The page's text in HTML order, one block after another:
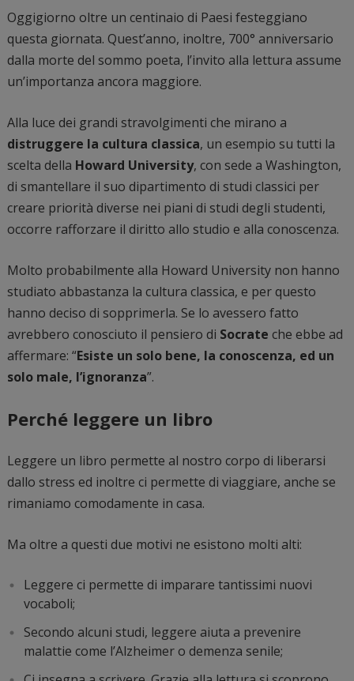
Oggigiorno oltre un centinaio di Paesi festeggiano
questa giornata. Quest’anno, inoltre, 700° anniversario
dalla morte del sommo poeta, l’invito alla lettura assume
un’importanza ancora maggiore.
Alla luce dei grandi stravolgimenti che mirano a
distruggere la cultura classica, un esempio su tutti la
scelta della Howard University, con sede a Washington,
di smantellare il suo dipartimento di studi classici per
creare priorità diverse nei piani di studi degli studenti,
occorre rafforzare il diritto allo studio e alla conoscenza.
Molto probabilmente alla Howard University non hanno
studiato abbastanza la cultura classica, e per questo
hanno deciso di sopprimerla. Se lo avessero fatto
avrebbero conosciuto il pensiero di Socrate che ebbe ad
affermare: “Esiste un solo bene, la conoscenza, ed un
solo male, l’ignoranza”.
Perché leggere un libro
Leggere un libro permette al nostro corpo di liberarsi
dallo stress ed inoltre ci permette di viaggiare, anche se
rimaniamo comodamente in casa.
Ma oltre a questi due motivi ne esistono molti alti:
Leggere ci permette di imparare tantissimi nuovi
vocaboli;
Secondo alcuni studi, leggere aiuta a prevenire
malattie come l’Alzheimer o demenza senile;